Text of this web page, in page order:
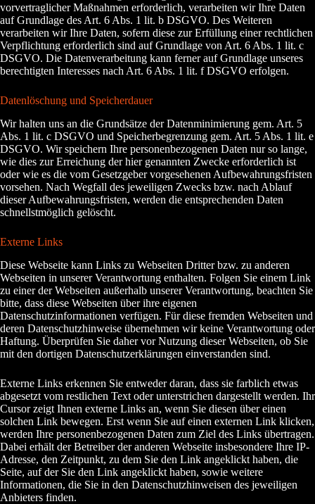
vorvertraglicher Maßnahmen erforderlich, verarbeiten wir Ihre Daten
auf Grundlage des Art. 6 Abs. 1 lit. b DSGVO. Des Weiteren
verarbeiten wir Ihre Daten, sofern diese zur Erfüllung einer rechtlichen
Verpflichtung erforderlich sind auf Grundlage von Art. 6 Abs. 1 lit. c
DSGVO. Die Datenverarbeitung kann ferner auf Grundlage unseres
berechtigten Interesses nach Art. 6 Abs. 1 lit. f DSGVO erfolgen.
Datenlöschung und Speicherdauer
Wir halten uns an die Grundsätze der Datenminimierung gem. Art. 5
Abs. 1 lit. c DSGVO und Speicherbegrenzung gem. Art. 5 Abs. 1 lit. e
DSGVO. Wir speichern Ihre personenbezogenen Daten nur so lange,
wie dies zur Erreichung der hier genannten Zwecke erforderlich ist
oder wie es die vom Gesetzgeber vorgesehenen Aufbewahrungsfristen
vorsehen. Nach Wegfall des jeweiligen Zwecks bzw. nach Ablauf
dieser Aufbewahrungsfristen, werden die entsprechenden Daten
schnellstmöglich gelöscht.
Externe Links
Diese Webseite kann Links zu Webseiten Dritter bzw. zu anderen
Webseiten in unserer Verantwortung enthalten. Folgen Sie einem Link
zu einer der Webseiten außerhalb unserer Verantwortung, beachten Sie
bitte, dass diese Webseiten über ihre eigenen
Datenschutzinformationen verfügen. Für diese fremden Webseiten und
deren Datenschutzhinweise übernehmen wir keine Verantwortung oder
Haftung. Überprüfen Sie daher vor Nutzung dieser Webseiten, ob Sie
mit den dortigen Datenschutzerklärungen einverstanden sind.
Externe Links erkennen Sie entweder daran, dass sie farblich etwas
abgesetzt vom restlichen Text oder unterstrichen dargestellt werden. Ihr
Cursor zeigt Ihnen externe Links an, wenn Sie diesen über einen
solchen Link bewegen. Erst wenn Sie auf einen externen Link klicken,
werden Ihre personenbezogenen Daten zum Ziel des Links übertragen.
Dabei erhält der Betreiber der anderen Webseite insbesondere Ihre IP-
Adresse, den Zeitpunkt, zu dem Sie den Link angeklickt haben, die
Seite, auf der Sie den Link angeklickt haben, sowie weitere
Informationen, die Sie in den Datenschutzhinweisen des jeweiligen
Anbieters finden.